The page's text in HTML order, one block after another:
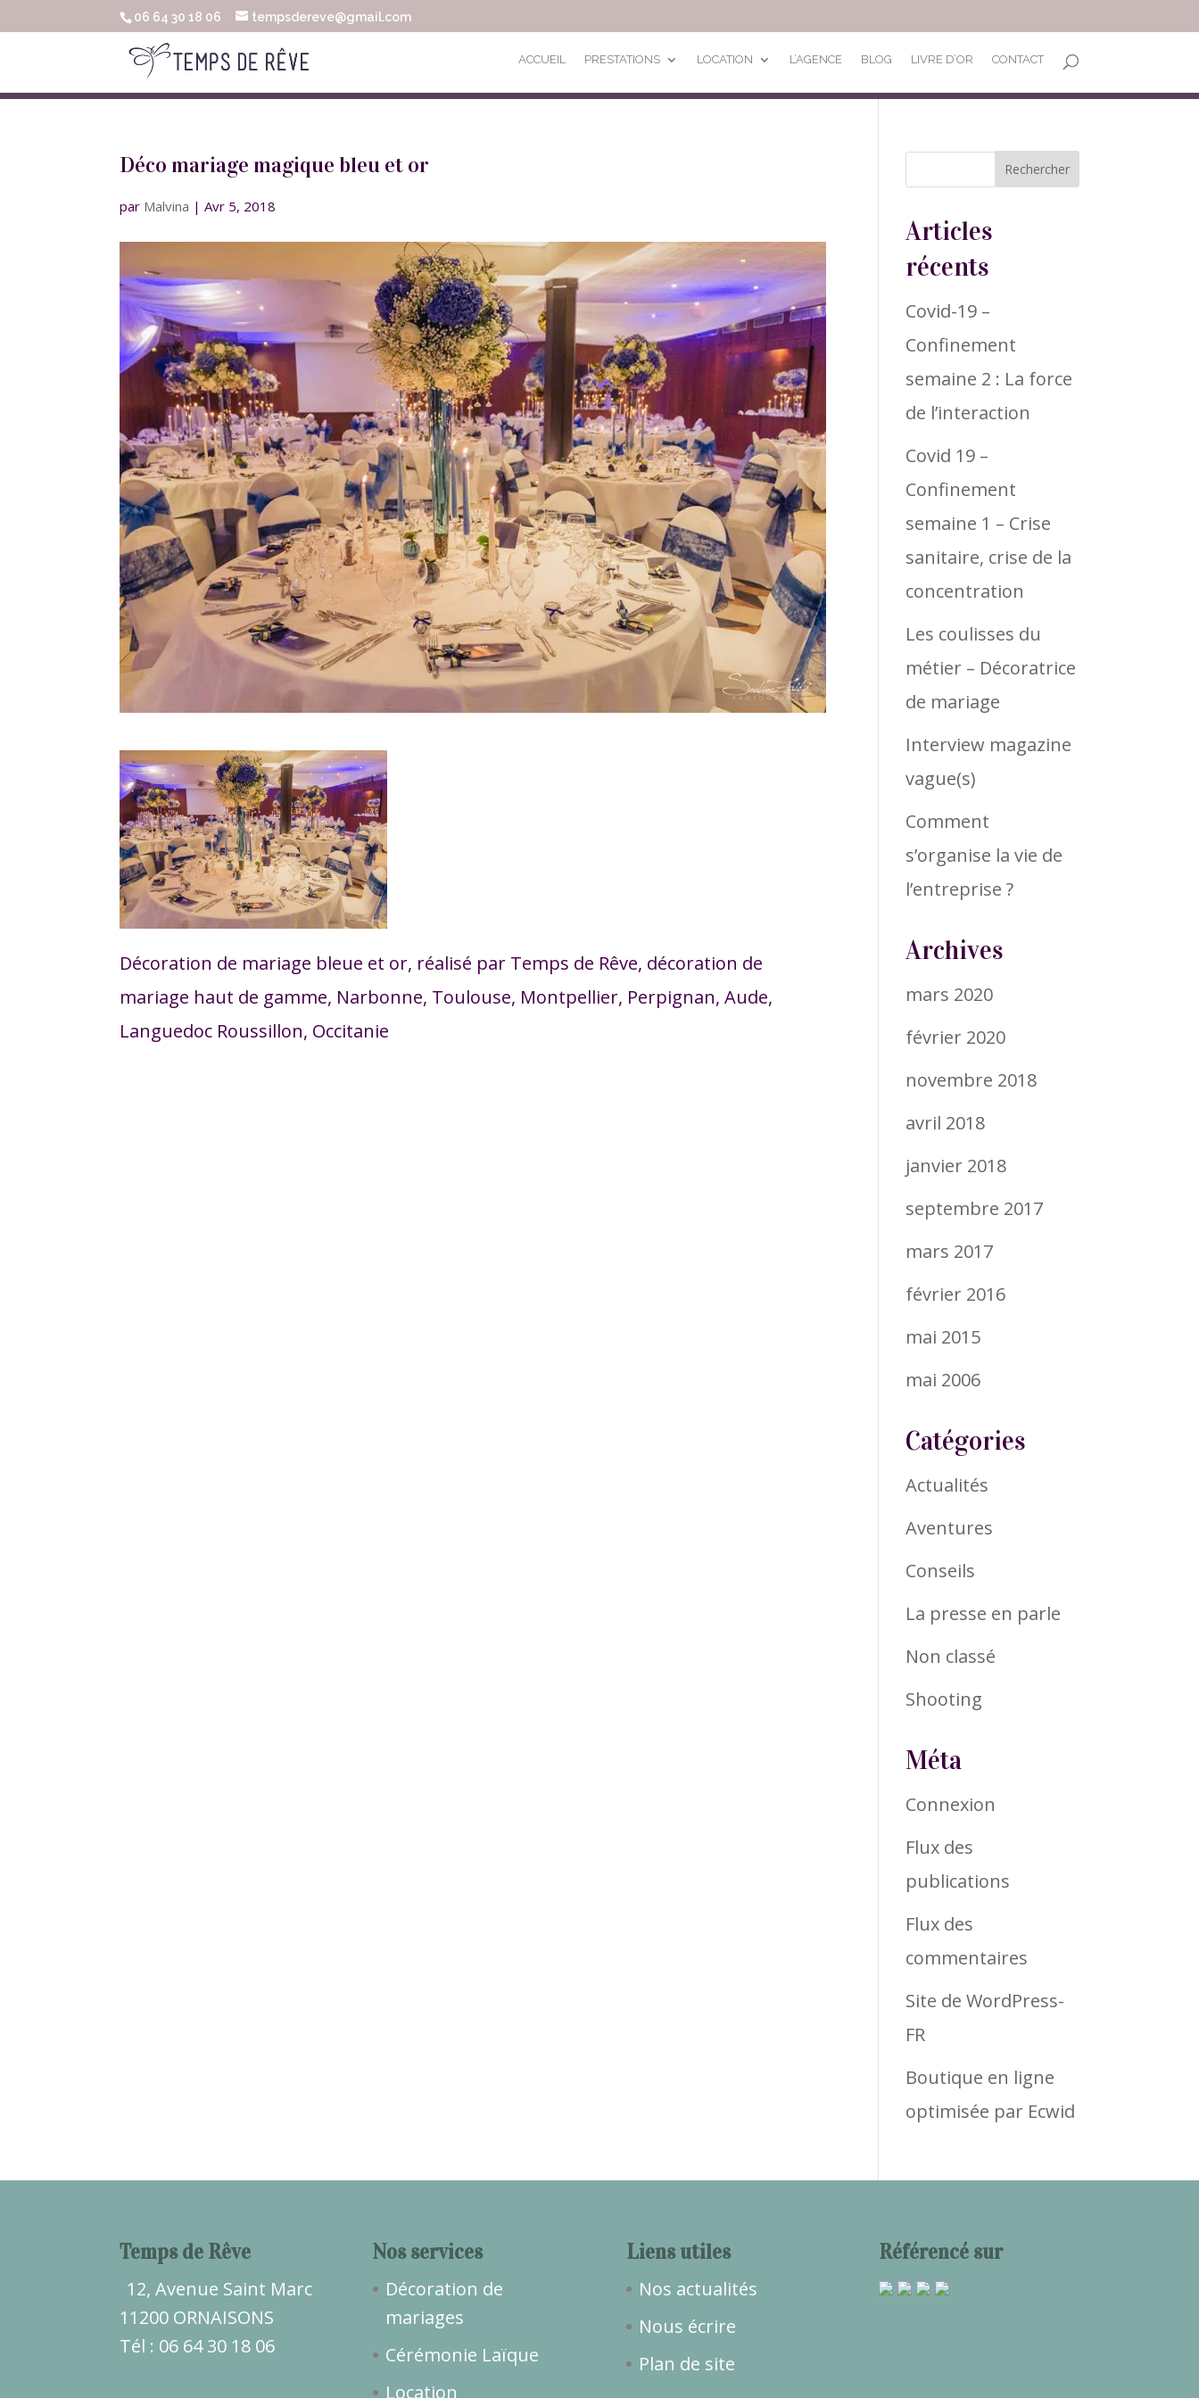
06 64 30 18 06 tempsdereve@gmail.com
ACCUEIL PRESTATIONS LOCATION L’AGENCE BLOG LIVRE D’OR CONTACT
Déco mariage magique bleu et or
par Malvina |Avr 5, 2018
Décoration de mariage bleue et or, réalisé par Temps de Rêve, décoration de
mariage haut de gamme, Narbonne, Toulouse, Montpellier, Perpignan, Aude,
Languedoc Roussillon, Occitanie
Articles
récents
Covid-19 –
Confinement
semaine 2 : La force
de l’interaction
Covid 19 –
Confinement
semaine 1 – Crise
sanitaire, crise de la
concentration
Les coulisses du
métier – Décoratrice
de mariage
Interview magazine
vague(s)
Comment
s’organise la vie de
l’entreprise ?
Archives
mars 2020
février 2020
novembre 2018
avril 2018
janvier 2018
septembre 2017
mars 2017
février 2016
mai 2015
mai 2006
Catégories
Actualités
Aventures
Conseils
La presse en parle
Non classé
Shooting
Méta
Connexion
Flux des
publications
Flux des
commentaires
Site de WordPress-
FR
Boutique en ligne
optimisée par Ecwid
Temps de Rêve
12, Avenue Saint Marc
11200 ORNAISONS
Tél : 06 64 30 18 06
Nos services
Décoration de
mariages
Cérémonie Laïque
Location
Liens utiles
Nos actualités
Nous écrire
Plan de site
Référencé sur